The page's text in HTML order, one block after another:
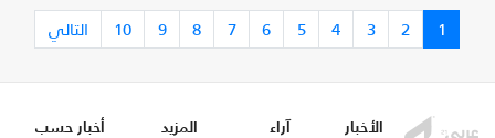
1
2
3
4
5
6
7
8
9
10 التالي
الأخبار آراء المزيد
أخبار حسب